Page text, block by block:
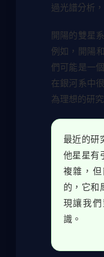
過光譜分析
開陽的雙星
例如，開陽
們可能是一
在銀河系中
為理想的研
最近的研
他星星有
複雜，
的，它和
現讓我
識。